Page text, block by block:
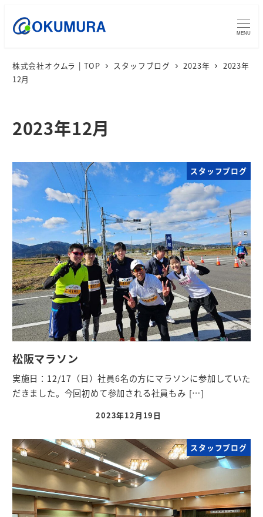
MENU
株式会社オクムラ | TOP スタッフブログ 2023年
2023年
12月
2023年12月
スタッフブログ
松阪マラソン
実施日：12/17（日）社員6名の方にマラソンに参加していた
だきました。今回初めて参加される社員もみ […]
2023年12月19日
スタッフブログ